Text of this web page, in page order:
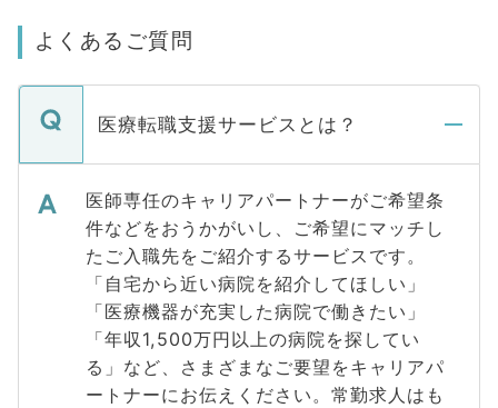
よくあるご質問
医療転職支援サービスとは？
医師専任のキャリアパートナーがご希望条
件などをおうかがいし、ご希望にマッチし
たご入職先をご紹介するサービスです。
「自宅から近い病院を紹介してほしい」
「医療機器が充実した病院で働きたい」
「年収1,500万円以上の病院を探してい
る」など、さまざまなご要望をキャリアパ
ートナーにお伝えください。常勤求人はも